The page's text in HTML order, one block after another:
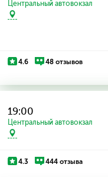
Центральный автовокзал
4.6 48 отзывов
19:00
Центральный автовокзал
4.3 444 отзыва